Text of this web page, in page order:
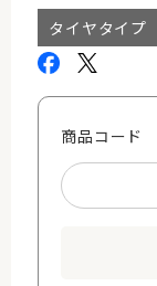
タイヤタイプ
商品コード